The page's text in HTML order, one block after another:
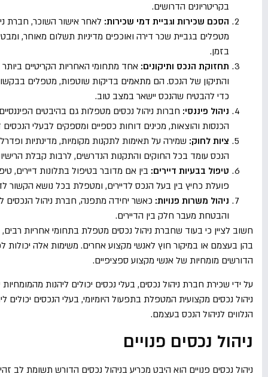
בקריטריונים הדרושים.
הסכם שכירות וגביית דמי שכירות: לאחר אישור השוכר, חברת
מטפלים בגביית שכר דירה ואוכפים מדיניות תשלום מאוחר,
בזמן.
תחזוקת הנכס ותיקונים: אחד מתחומי האחריות הקריטיים
והתיקון של הנכס. הם מתאמים בדיקות שוטפות, מטפלים
כדי להבטיח שהנכס יישאר במצב טוב.
ניהול פיננסי: חברות ניהול נכסים מטפלות גם בהיבטים
הכנסות והוצאות, מכינים דוחות כספיים ומספקים לבעלי
ציות לחוק: שמירה על תאימות לתקנות מקומיות, מדינתיות
הנכס עומד בכל החוקים והתקנות הנדרשים, לרבות קבלת
טיפול בבעיות דיירים: בין אם מדובר בטיפול בתלונות דיירים,
פועלת כחיץ בין בעל הנכס לדיירים, ומטפלת בכל נושא הקשור
ניהול משרות פנויות: כאשר יחידה מתפנה, חברת ניהול הנכסים
והבטחת מעבר חלק בין הדיירים.
חשוב לציין כי בעוד שחברת ניהול נכסים מטפלת בתחומי אחריות רבים,
בהן בעצמם או במיקור חוץ לאנשי מקצוע אחרים. משימות אלה יכולות
הדורשים מומחיות של אנשי מקצוע ספציפיים.
על ידי שכירת חברת ניהול נכסים, בעלי נכסים יכולים ליהנות
ניהול נכסים מקצועית המטפלת בתפעול היומיומי, בעלי הנכסים
הנלווים לניהול הנכס בעצמם.
ניהול נכסים פנויים
ניהול נכסים פנויים הוא היבט מכריע בניהול נכסים הדורש תשומת לב